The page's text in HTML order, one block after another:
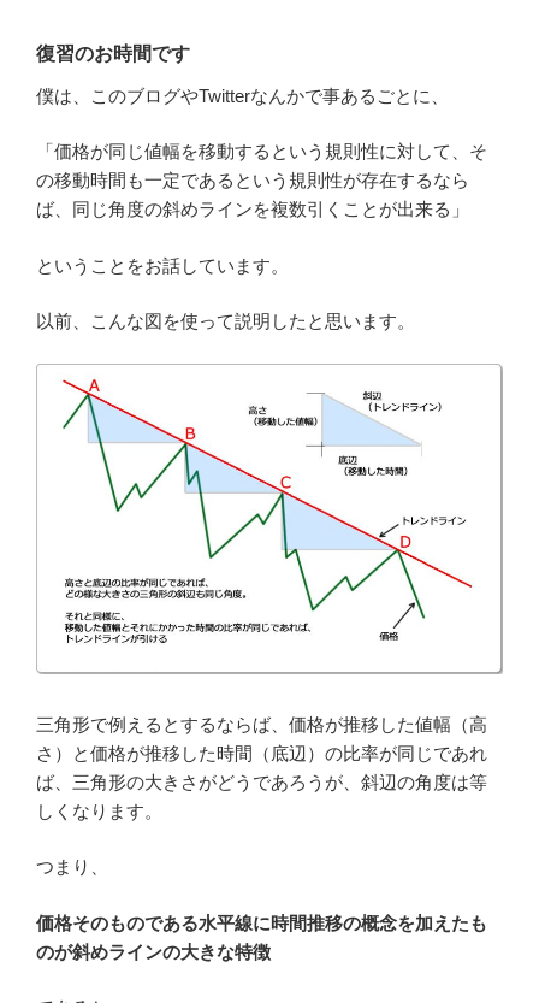
復習のお時間です
僕は、このブログやTwitterなんかで事あるごとに、
「価格が同じ値幅を移動するという規則性に対して、そ
の移動時間も一定であるという規則性が存在するなら
ば、同じ角度の斜めラインを複数引くことが出来る」
ということをお話しています。
以前、こんな図を使って説明したと思います。
三角形で例えるとするならば、価格が推移した値幅（高
さ）と価格が推移した時間（底辺）の比率が同じであれ
ば、三角形の大きさがどうであろうが、斜辺の角度は等
しくなります。
つまり、
価格そのものである水平線に時間推移の概念を加えたも
のが斜めラインの大きな特徴